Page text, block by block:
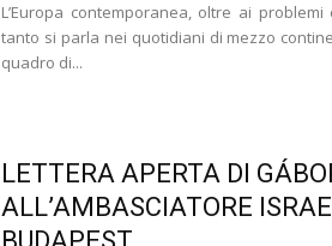
L’Europa contemporanea, oltre ai
tanto si parla nei quotidiani di mezzo
quadro di...
LETTERA APERTA DI
ALL’AMBASCIATORE